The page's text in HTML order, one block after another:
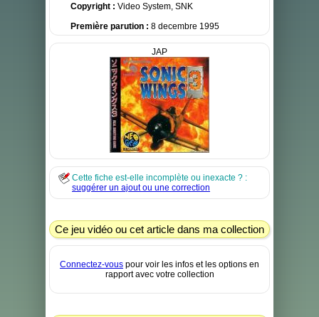
Copyright : Video System, SNK
Première parution : 8 decembre 1995
JAP
Cette fiche est-elle incomplète ou inexacte ? :
suggérer un ajout ou une correction
Ce jeu vidéo ou cet article dans ma collection
Connectez-vous pour voir les infos et les options en
rapport avec votre collection